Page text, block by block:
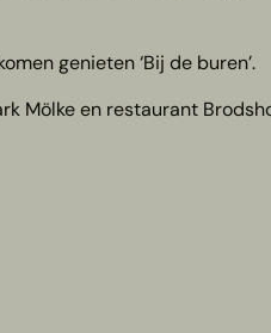
genieten ‘Bij de buren’.
Mölke en restaurant